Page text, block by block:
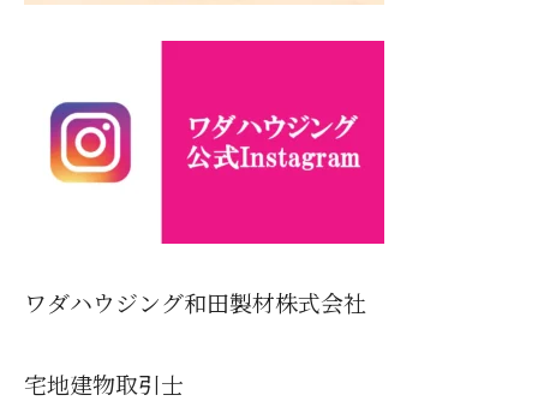
ワダハウジング和田製材株式会社
宅地建物取引士